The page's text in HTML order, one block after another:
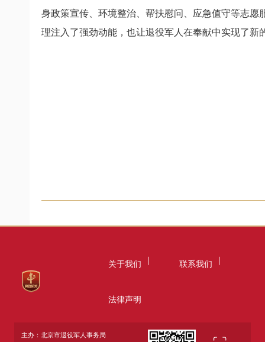
身政策宣传、环境整治、帮扶慰问、应急值守等志
理注入了强劲动能，也让退役军人在奉献中实现了新
关于我们 联系我们
法律声明
主办：北京市退役军人事务局